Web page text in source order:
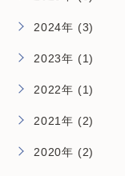
2024年 (3)
2023年 (1)
2022年 (1)
2021年 (2)
2020年 (2)